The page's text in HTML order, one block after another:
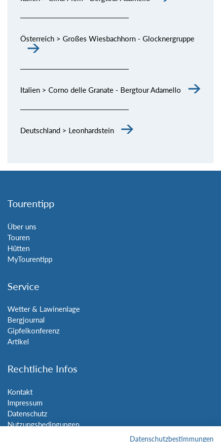
Österreich > Großes Wiesbachhorn - Glocknergruppe
Italien > Corno delle Granate - Bergtour Adamello
Deutschland > Leonhardstein
Tourentipp
Über uns
Touren
Hütten
MyTourentipp
Service
Wetter & Lawinenlage
Bergjournal
Gipfelkonferenz
Artikel
Rechtliche Infos
Kontakt
Impressum
Datenschutz
Nutzungsbedingungen
Datenschutzbestimmungen